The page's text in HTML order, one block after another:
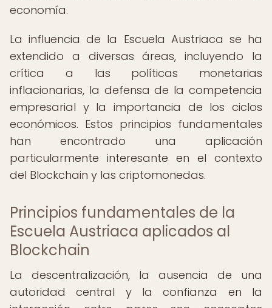
economía.
La influencia de la Escuela Austriaca se ha
extendido a diversas áreas, incluyendo la
crítica a las políticas monetarias
inflacionarias, la defensa de la competencia
empresarial y la importancia de los ciclos
económicos. Estos principios fundamentales
han encontrado una aplicación
particularmente interesante en el contexto
del Blockchain y las criptomonedas.
Principios fundamentales de la
Escuela Austriaca aplicados al
Blockchain
La descentralización, la ausencia de una
autoridad central y la confianza en la